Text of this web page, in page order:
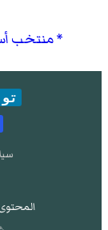
منتخب